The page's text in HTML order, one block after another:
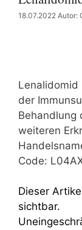
18.07.2022 Autor:
Lenalidomid
der
Behandlung
weiteren
Code:
Dieser
sichtbar.